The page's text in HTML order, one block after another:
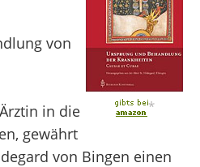
*
von
in die
gewährt
von Bingen einen